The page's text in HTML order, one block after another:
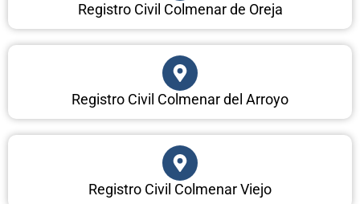
Registro Civil Colmenar de Oreja
Registro Civil Colmenar del Arroyo
Registro Civil Colmenar Viejo